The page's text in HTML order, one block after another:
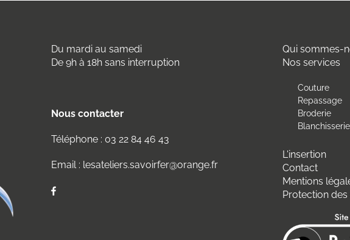
Du mardi au samedi
De 9h à 18h sans interruption
Nous contacter
Téléphone : 03 22 84 46 43
Email : lesateliers.savoirfer@orange.fr
Qui sommes-
Nos services
Couture
Repassage
Broderie
Blanchisserie
L'insertion
Contact
Mentions
Protection des